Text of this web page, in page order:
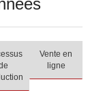
Vente en
ligne